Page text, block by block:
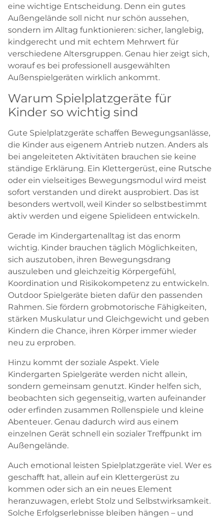
eine wichtige Entscheidung. Denn ein gutes
Außengelände soll nicht nur schön aussehen,
sondern im Alltag funktionieren: sicher, langlebig,
kindgerecht und mit echtem Mehrwert für
verschiedene Altersgruppen. Genau hier zeigt sich,
worauf es bei professionell ausgewählten
Außenspielgeräten wirklich ankommt.
Warum Spielplatzgeräte für
Kinder so wichtig sind
Gute Spielplatzgeräte schaffen Bewegungsanlässe,
die Kinder aus eigenem Antrieb nutzen. Anders als
bei angeleiteten Aktivitäten brauchen sie keine
ständige Erklärung. Ein Klettergerüst, eine Rutsche
oder ein vielseitiges Bewegungsmodul wird meist
sofort verstanden und direkt ausprobiert. Das ist
besonders wertvoll, weil Kinder so selbstbestimmt
aktiv werden und eigene Spielideen entwickeln.
Gerade im Kindergartenalltag ist das enorm
wichtig. Kinder brauchen täglich Möglichkeiten,
sich auszutoben, ihren Bewegungsdrang
auszuleben und gleichzeitig Körpergefühl,
Koordination und Risikokompetenz zu entwickeln.
Outdoor Spielgeräte bieten dafür den passenden
Rahmen. Sie fördern grobmotorische Fähigkeiten,
stärken Muskulatur und Gleichgewicht und geben
Kindern die Chance, ihren Körper immer wieder
neu zu erproben.
Hinzu kommt der soziale Aspekt. Viele
Kindergarten Spielgeräte werden nicht allein,
sondern gemeinsam genutzt. Kinder helfen sich,
beobachten sich gegenseitig, warten aufeinander
oder erfinden zusammen Rollenspiele und kleine
Abenteuer. Genau dadurch wird aus einem
einzelnen Gerät schnell ein sozialer Treffpunkt im
Außengelände.
Auch emotional leisten Spielplatzgeräte viel. Wer es
geschafft hat, allein auf ein Klettergerüst zu
kommen oder sich an ein neues Element
heranzuwagen, erlebt Stolz und Selbstwirksamkeit.
Solche Erfolgserlebnisse bleiben hängen – und